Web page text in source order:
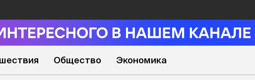
Общество Экономика